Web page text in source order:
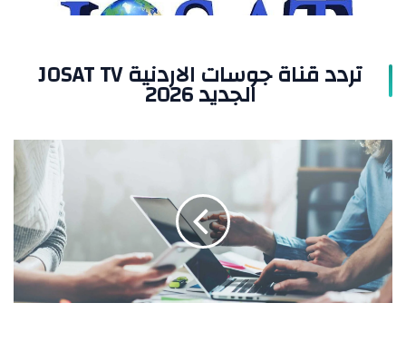
تردد قناة جوسات الاردنية JOSAT TV الجديد 2026
تردد
قناة
الوساطة
الإعلانية
نايل
سات
وعرب
سات
2026